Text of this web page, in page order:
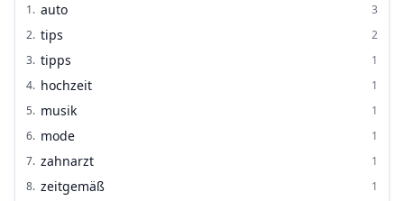
1. auto
3
2. tips
2
3. tipps
1
4. hochzeit
1
5. musik
1
6. mode
1
7. zahnarzt
1
8. zeitgemäß
1